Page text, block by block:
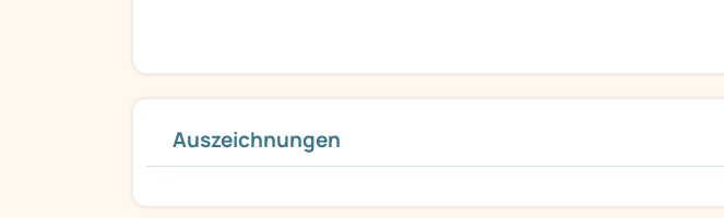
Auszeichnungen